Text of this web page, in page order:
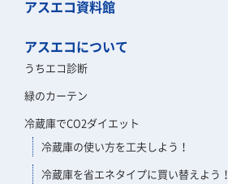
アスエコ資料館
アスエコについて
うちエコ診断
緑のカーテン
冷蔵庫でCO2ダイエット
冷蔵庫の使い方を工夫しよう！
冷蔵庫を省エネタイプに買い替えよう！